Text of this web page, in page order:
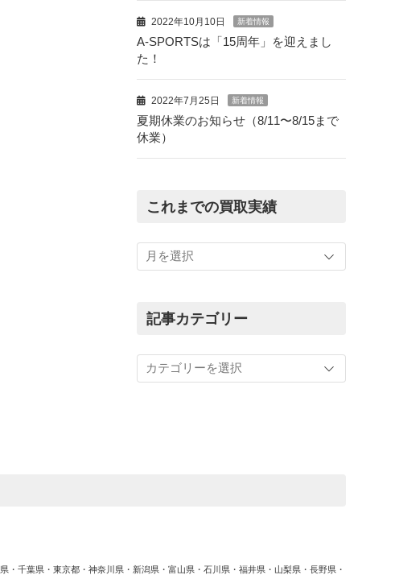
2022年10月10日 新着情報
A-SPORTSは「15周年」を迎えまし
た！
2022年7月25日 新着情報
夏期休業のお知らせ（8/11〜8/15まで
休業）
これまでの買取実績
ま
買
績
記事カテゴリー
事
カ
千葉県・東京都・神奈川県・新潟県・富山県・石川県・福井県・山梨県・長野県・